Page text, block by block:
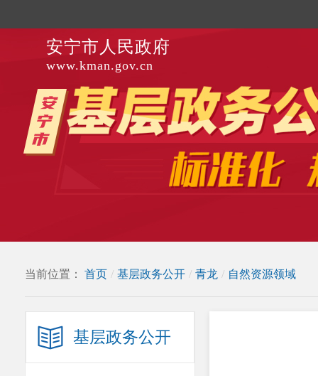
安宁市人民政府
www.kman.gov.cn
当前位置： 首页 / 基层政务公开 / 青龙 / 自然资源领域
基层政务公开